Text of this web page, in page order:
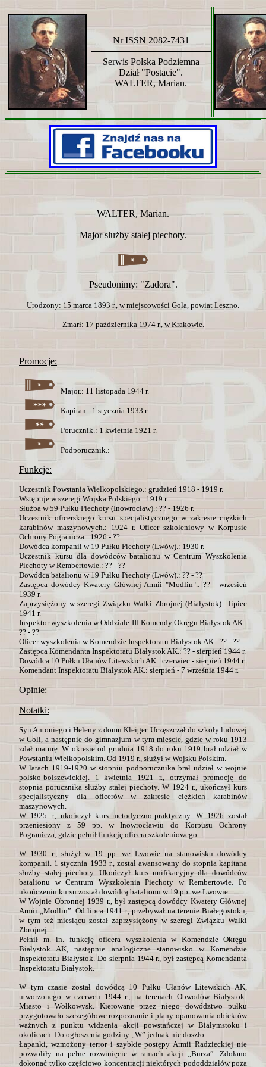
Nr ISSN 2082-7431
Serwis Polska Podziemna
Dział "Postacie".
WALTER, Marian.
WALTER, Marian.
Major służby stałej piechoty.
Pseudonimy: "Zadora".
Urodzony: 15 marca 1893 r., w miejscowości Gola, powiat Leszno.
Zmarł: 17 października 1974 r., w Krakowie.
Promocje:
Major.: 11 listopada 1944 r.
Kapitan.: 1 stycznia 1933 r.
Porucznik.: 1 kwietnia 1921 r.
Podporucznik.:
Funkcje:
Uczestnik Powstania Wielkopolskiego.: grudzień 1918 - 1919 r.
Wstępuje w szeregi Wojska Polskiego.: 1919 r.
Służba w 59 Pułku Piechoty (Inowrocław).: ?? - 1926 r.
Uczestnik oficerskiego kursu specjalistycznego w zakresie ciężkich
karabinów maszynowych.: 1924 r. Oficer szkoleniowy w Korpusie
Ochrony Pogranicza.: 1926 - ??
Dowódca kompanii w 19 Pułku Piechoty (Lwów).: 1930 r.
Uczestnik kursu dla dowódców batalionu w Centrum Wyszkolenia
Piechoty w Rembertowie.: ?? - ??
Dowódca batalionu w 19 Pułku Piechoty (Lwów).: ?? - ??
Zastępca dowódcy Kwatery Głównej Armii "Modlin".: ?? - wrzesień
1939 r.
Zaprzysiężony w szeregi Związku Walki Zbrojnej (Białystok).: lipiec
1941 r.
Inspektor wyszkolenia w Oddziale III Komendy Okręgu Białystok AK.:
?? - ??
Oficer wyszkolenia w Komendzie Inspektoratu Białystok AK.: ?? - ??
Zastępca Komendanta Inspektoratu Białystok AK.: ?? - sierpień 1944 r.
Dowódca 10 Pułku Ułanów Litewskich AK.: czerwiec - sierpień 1944 r.
Komendant Inspektoratu Białystok AK.: sierpień - 7 września 1944 r.
Opinie:
Notatki:
Syn Antoniego i Heleny z domu Kleiger. Uczęszczał do szkoły ludowej
w Goli, a następnie do gimnazjum w tym mieście, gdzie w roku 1913
zdał maturę. W okresie od grudnia 1918 do roku 1919 brał udział w
Powstaniu Wielkopolskim. Od 1919 r., służył w Wojsku Polskim.
W latach 1919-1920 w stopniu podporucznika brał udział w wojnie
polsko-bolszewickiej. 1 kwietnia 1921 r., otrzymał promocję do
stopnia porucznika służby stałej piechoty. W 1924 r., ukończył kurs
specjalistyczny dla oficerów w zakresie ciężkich karabinów
maszynowych.
W 1925 r., ukończył kurs metodyczno-praktyczny. W 1926 został
przeniesiony z 59 pp. w Inowrocławiu do Korpusu Ochrony
Pogranicza, gdzie pełnił funkcję oficera szkoleniowego.
W 1930 r., służył w 19 pp. we Lwowie na stanowisku dowódcy
kompanii. 1 stycznia 1933 r., został awansowany do stopnia kapitana
służby stałej piechoty. Ukończył kurs unifikacyjny dla dowódców
batalionu w Centrum Wyszkolenia Piechoty w Rembertowie. Po
ukończeniu kursu został dowódcą batalionu w 19 pp. we Lwowie.
W Wojnie Obronnej 1939 r., był zastępcą dowódcy Kwatery Głównej
Armii „Modlin”. Od lipca 1941 r., przebywał na terenie Białegostoku,
w tym też miesiącu został zaprzysiężony w szeregi Związku Walki
Zbrojnej.
Pełnił m. in. funkcję oficera wyszkolenia w Komendzie Okręgu
Białystok AK, następnie analogiczne stanowisko w Komendzie
Inspektoratu Białystok. Do sierpnia 1944 r., był zastępcą Komendanta
Inspektoratu Białystok.
W tym czasie został dowódcą 10 Pułku Ułanów Litewskich AK,
utworzonego w czerwcu 1944 r., na terenach Obwodów Białystok-
Miasto i Wołkowysk. Kierowane przez niego dowództwo pułku
przygotowało szczegółowe rozpoznanie i plany opanowania obiektów
ważnych z punktu widzenia akcji powstańczej w Białymstoku i
okolicach. Do ogłoszenia godziny „W” jednak nie doszło.
Łapanki, wzmożony terror i szybkie postępy Armii Radzieckiej nie
pozwoliły na pełne rozwinięcie w ramach akcji „Burza”. Zdołano
dokonać tylko częściowo koncentracji niektórych pododdziałów poza